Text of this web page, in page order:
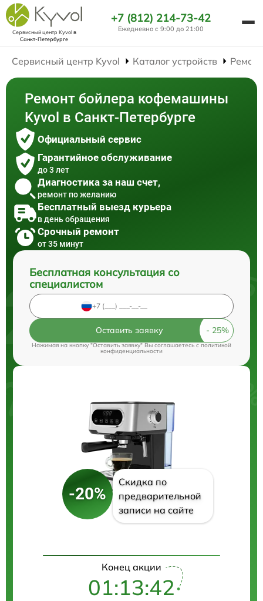
Сервисный центр Kyvolв
Санкт-Петербурге
+7 (812) 214-73-42
Ежедневно с 9:00 до 21:00
Сервисный центр Kyvol Каталог устройств
Ремонт бойлера кофемашины
Kyvol в Санкт-Петербурге
Официальный сервис
Гарантийное обслуживание
до 3 лет
Диагностика за наш счет,
ремонт по желанию
Бесплатный выезд курьера
в день обращения
Срочный ремонт
от 35 минут
Бесплатная консультация со
специалистом
Оставить заявку
Нажимая на кнопку "Оставить заявку" Вы соглашаетесь cполитикой
конфиденциальности
-20%
Скидка по
предварительной
записи на сайте
Конец акции
01:13:42